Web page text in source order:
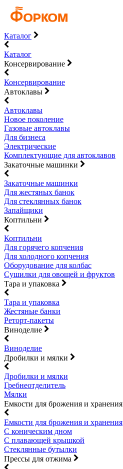
Каталог
Каталог
Консервирование
Консервирование
Автоклавы
Автоклавы
Новое поколение
Газовые автоклавы
Для бизнеса
Электрические
Комплектующие для автоклавов
Закаточные машинки
Закаточные машинки
Для жестяных банок
Для стеклянных банок
Запайщики
Коптильни
Коптильни
Для горячего копчения
Для холодного копчения
Оборудование для колбас
Сушилки для овощей и фруктов
Тара и упаковка
Тара и упаковка
Жестяные банки
Реторт-пакеты
Виноделие
Виноделие
Дробилки и мялки
Дробилки и мялки
Гребнеотделитель
Мялки
Емкости для брожения и хранения
Емкости для брожения и хранения
С коническим дном
С плавающей крышкой
Стеклянные бутылки
Прессы для отжима